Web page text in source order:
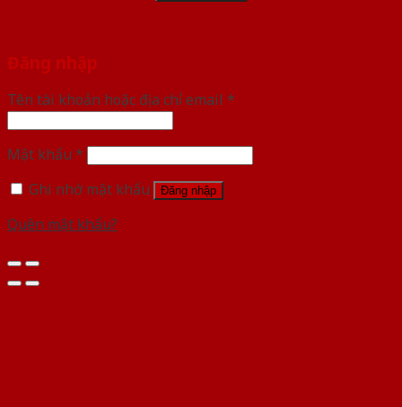
Đăng nhập
Tên tài khoản hoặc địa chỉ email *
Mật khẩu *
Ghi nhớ mật khẩu
Đăng nhập
Quên mật khẩu?